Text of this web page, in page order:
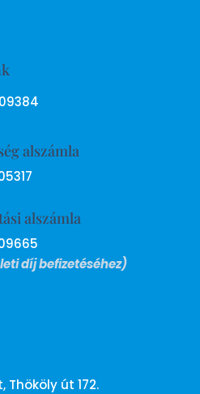
alszámla
alszámla
díj befizetéséhez)
Thököly út 172.